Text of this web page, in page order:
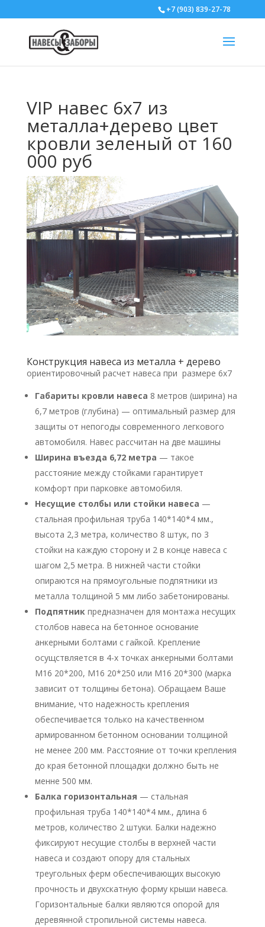
+7 (903) 839-27-78
VIP навес 6х7 из
металла+дерево цвет
кровли зеленый от 160
000 руб
Конструкция навеса из металла + дерево
ориентировочный расчет навеса при размере 6х7
Габариты кровли навеса 8 метров (ширина) на
6,7 метров (глубина) — оптимальный размер для
защиты от непогоды современного легкового
автомобиля. Навес рассчитан на две машины
Ширина въезда 6,72 метра — такое
расстояние между стойками гарантирует
комфорт при парковке автомобиля.
Несущие столбы или стойки навеса —
стальная профильная труба 140*140*4 мм.,
высота 2,3 метра, количество 8 штук, по 3
стойки на каждую сторону и 2 в конце навеса с
шагом 2,5 метра. В нижней части стойки
опираются на прямоугольные подпятники из
металла толщиной 5 мм либо забетонированы.
Подпятник предназначен для монтажа несущих
столбов навеса на бетонное основание
анкерными болтами с гайкой. Крепление
осущствляется в 4-х точках анкерными болтами
М16 20*200, М16 20*250 или М16 20*300 (марка
зависит от толщины бетона). Обращаем Ваше
внимание, что надежность крепления
обеспечивается только на качественном
армированном бетонном основании толщиной
не менее 200 мм. Расстояние от точки крепления
до края бетонной площадки должно быть не
менне 500 мм.
Балка горизонтальная — стальная
профильная труба 140*140*4 мм., длина 6
метров, количество 2 штуки. Балки надежно
фиксируют несущие столбы в верхней части
навеса и создают опору для стальных
треугольных ферм обеспечивающих высокую
прочность и двухскатную форму крыши навеса.
Горизонтальные балки являются опорой для
деревянной стропильной системы навеса.